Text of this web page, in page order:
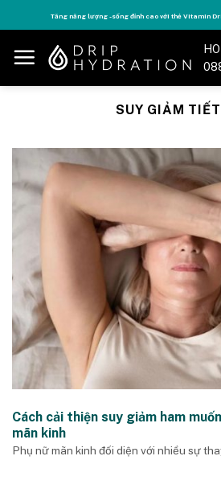
to
content
Tăng năng lượng - sống đỉnh cao với thẻ Vitamin
SUY GIẢM
Cách cải thiện suy giảm ham
mãn kinh
Phụ nữ mãn kinh đối diện với nhiều sự